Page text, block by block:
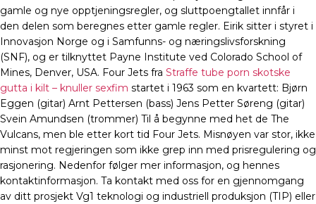
gamle og nye opptjeningsregler, og sluttpoengtallet innfår i
den delen som beregnes etter gamle regler. Eirik sitter i styret i
Innovasjon Norge og i Samfunns- og næringslivsforskning
(SNF), og er tilknyttet Payne Institute ved Colorado School of
Mines, Denver, USA. Four Jets fra Straffe tube porn skotske
gutta i kilt – knuller sexfim startet i 1963 som en kvartett: Bjørn
Eggen (gitar) Arnt Pettersen (bass) Jens Petter Søreng (gitar)
Svein Amundsen (trommer) Til å begynne med het de The
Vulcans, men ble etter kort tid Four Jets. Misnøyen var stor, ikke
minst mot regjeringen som ikke grep inn med prisregulering og
rasjonering. Nedenfor følger mer informasjon, og hennes
kontaktinformasjon. Ta kontakt med oss for en gjennomgang
av ditt prosjekt Vg1 teknologi og industriell produksjon (TIP) eller